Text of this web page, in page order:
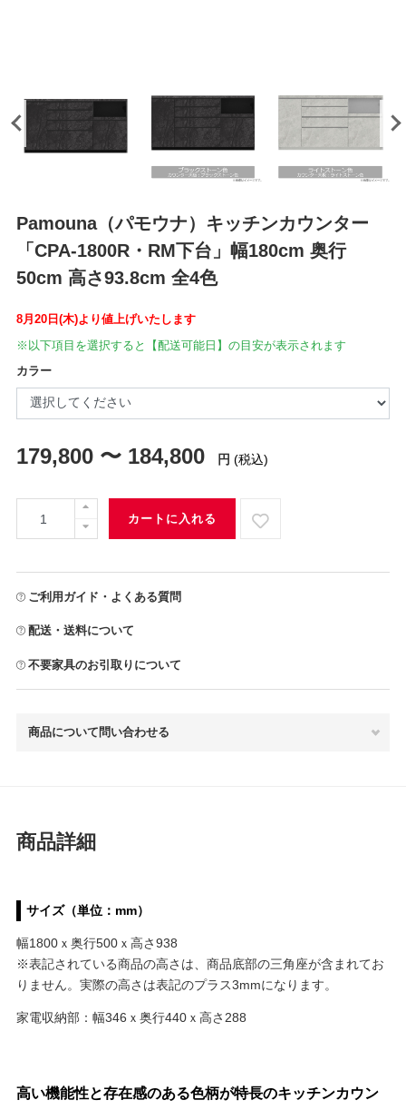
Pamouna（パモウナ）キッチンカウンター
「CPA-1800R・RM下台」幅180cm 奥行
50cm 高さ93.8cm 全4色
8月20日(木)より値上げいたします
※以下項目を選択すると【配送可能日】の目安が表示されます
カラー
179,800 〜 184,800 円 (税込)
カートに入れる
ご利用ガイド・よくある質問
配送・送料について
不要家具のお引取りについて
商品について問い合わせる
商品詳細
サイズ（単位：mm）
幅1800ｘ奥行500ｘ高さ938
※表記されている商品の高さは、商品底部の三角座が含まれてお
りません。実際の高さは表記のプラス3mmになります。
家電収納部：幅346ｘ奥行440ｘ高さ288
高い機能性と存在感のある色柄が特長のキッチンカウン